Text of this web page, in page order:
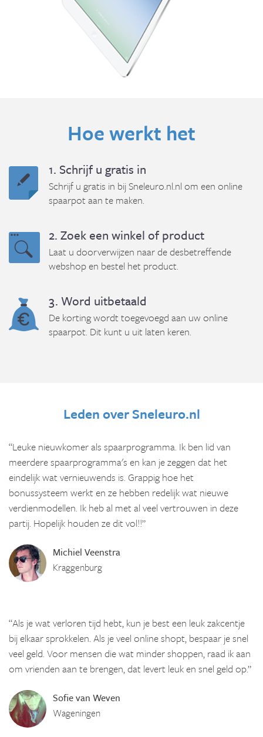
Hoe werkt het
1. Schrijf u gratis in
Schrijf u gratis in bij Sneleuro.nl.nl om een online
spaarpot aan te maken.
2. Zoek een winkel of product
Laat u doorverwijzen naar de desbetreffende
webshop en bestel het product.
3. Word uitbetaald
De korting wordt toegevoegd aan uw online
spaarpot. Dit kunt u uit laten keren.
Leden over Sneleuro.nl
“Leuke nieuwkomer als spaarprogramma. Ik ben lid van
meerdere spaarprogramma's en kan je zeggen dat het
eindelijk wat vernieuwends is. Grappig hoe het
bonussysteem werkt en ze hebben redelijk wat nieuwe
verdienmodellen. Ik heb al met al veel vertrouwen in deze
partij. Hopelijk houden ze dit vol!!”
Michiel Veenstra
Kraggenburg
“Als je wat verloren tijd hebt, kun je best een leuk zakcentje
bij elkaar sprokkelen. Als je veel online shopt, bespaar je snel
veel geld. Voor mensen die wat minder shoppen, raad ik aan
om vrienden aan te brengen, dat levert leuk en snel geld op.”
Sofie van Weven
Wageningen